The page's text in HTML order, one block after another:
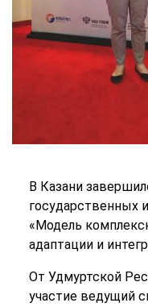
В Казани
государственных
«Модель
адаптации и
От Удмуртской
участие ведущий